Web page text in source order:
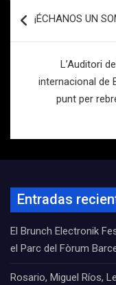
de
¡ÉCHANOS UN
L’Auditori
internacional de
punt per
Entradas
El Brunch Electronik
el Parc del Fòrum
Rosario, Miguel Ríos,